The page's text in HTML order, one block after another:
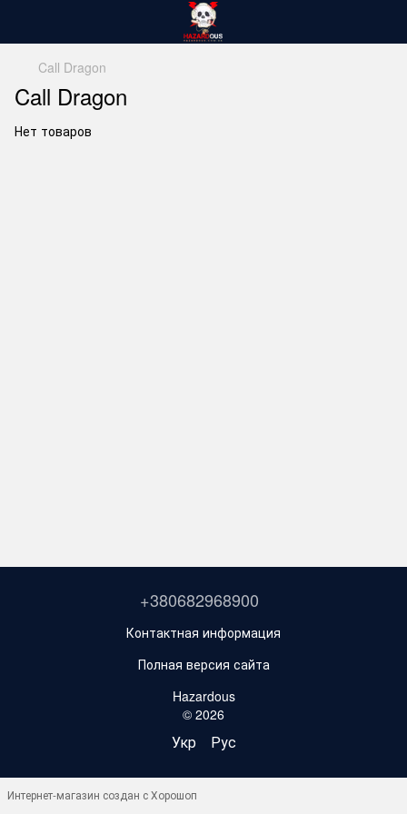
Call Dragon
Call Dragon
Нет товаров
+380682968900
Контактная информация
Полная версия сайта
Hazardous
© 2026
Укр Рус
Интернет-магазин создан с Хорошоп